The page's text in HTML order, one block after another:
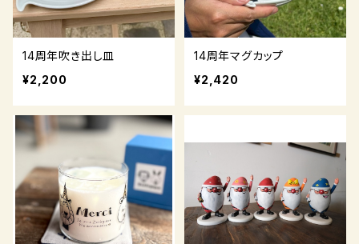
14周年吹き出し皿
¥2,200
14周年マグカップ
¥2,420